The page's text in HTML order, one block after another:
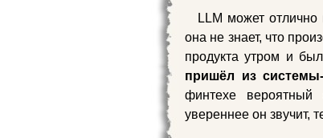
LLM может
она не знает, что
продукта утром и
пришёл из
финтехе вероятный
увереннее он звучит,